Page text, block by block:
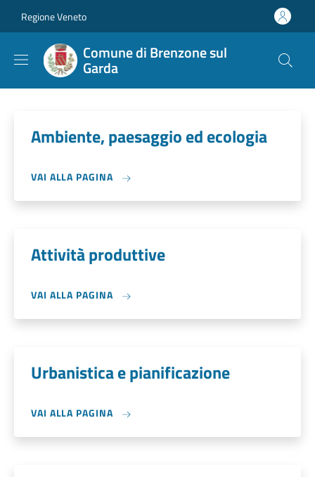
Regione Veneto
Comune di Brenzone sul
Garda
Ambiente, paesaggio ed ecologia
VAI ALLA PAGINA
Attività produttive
VAI ALLA PAGINA
Urbanistica e pianificazione
VAI ALLA PAGINA